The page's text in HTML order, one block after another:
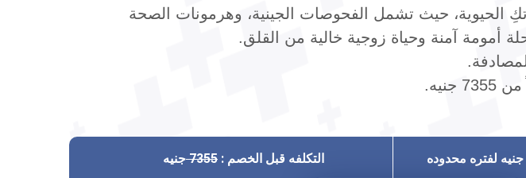
الحيوية، حيث تشمل الفحوصات الجينية، وهرمونات الصحة
أمومة آمنة وحياة زوجية خالية من القلق.
التكلفه قبل الخصم :7355 جنيه لفتره محدوده